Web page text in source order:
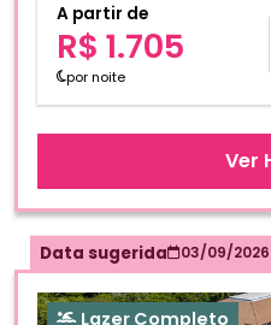
A partir de
R$ 1.705
por noite
Ver
Data sugerida 03/09/2026
Lazer Completo